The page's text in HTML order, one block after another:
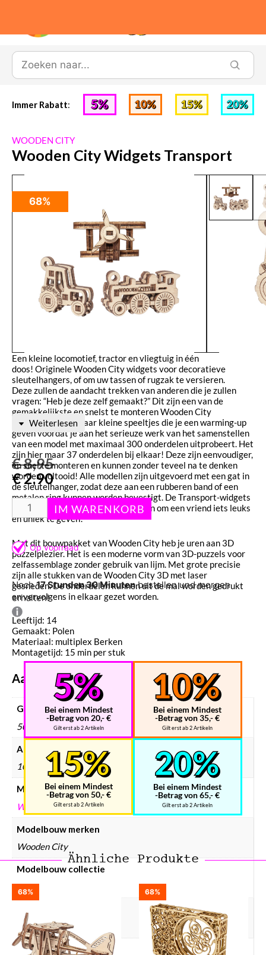
Immer Rabatt:
Een kleine locomotief, tractor en vliegtuig in één
doos! Originele Wooden City widgets voor decoratieve
sleutelhangers, of om uw tassen of rugzak te versieren.
Deze zullen de aandacht trekken van anderen die je zullen
vragen: “Heb je deze zelf gemaakt?” Dit zijn een van de
gemakkelijkste en snelst te monteren Wooden City
puzzels. Het zijn maar kleine speeltjes die je een warming-up
geven voordat je aan het serieuze werk van het samenstellen
van een model met maximaal 300 onderdelen uitprobeert. Het
zijn hier maar 37 onderdelen bij elkaar! Deze zijn eenvoudiger,
en snel te monteren en kunnen zonder teveel na te denken
worden voltooid! Alle modellen zijn uitgevoerd met een gat in
de sleutelhanger, zodat deze aan een rubberen band of een
metalen ring kunnen worden bevestigt. De Transport-widgets
kunnen een goedkope verrassing zijn om een vriend iets leuks
en uniek te geven!
Met dit bouwpakket van Wooden City heb je uren aan 3D
puzzelplezier. Het is een moderne vorm van 3D-puzzels voor
zelfassemblage zonder gebruik van lijm. Met grote precisie
zijn alle stukken van de Wooden City 3D met laser
gesneden. De onderdelen kunnen uit de mal worden gedrukt
en vervolgens in elkaar gezet worden.
Leeftijd: 14
Gemaakt: Polen
Materiaal: multiplex Berken
Montagetijd: 15 min per stuk
Aanvullende informatie
Gewicht
50 g
Afmetingen
106 × 59 × 17 mm
Merken
WOODEN CITY
Modelbouw merken
Wooden City
Modelbouw collectie
Widgets
Hout
Modelbouw doelgroep
Weiterlesen
€8,95
€2,90
Noch17 Stunden 30 Minutenbestellen und morgen
erhalten!
WOODEN CITY
Wooden City Widgets Transport
68%
Bei einem Mindest
-Betrag von 20,- €
Gilt erst ab 2 Artikeln
Bei einem Mindest
-Betrag von 35,- €
Gilt erst ab 2 Artikeln
Bei einem Mindest
-Betrag von 50,- €
Gilt erst ab 2 Artikeln
Bei einem Mindest
-Betrag von 65,- €
Gilt erst ab 2 Artikeln
Ähnliche Produkte
68% 68%